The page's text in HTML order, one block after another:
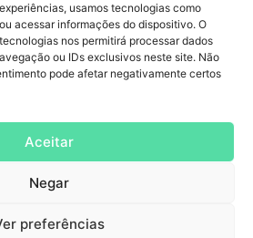
usamos tecnologias como
acessar informações do dispositivo. O
nos permitirá processar dados
ou IDs exclusivos neste site. Não
pode afetar negativamente certos
Aceitar
Negar
preferências
Sociais
Contato
comunicação, assessoria de imprensa,